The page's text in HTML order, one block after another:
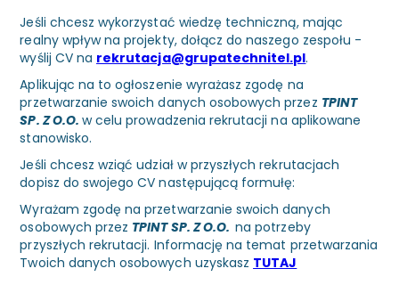
Jeśli chcesz wykorzystać wiedzę techniczną, mając
realny wpływ na projekty, dołącz do naszego zespołu -
wyślij CV na rekrutacja@grupatechnitel.pl.
Aplikując na to ogłoszenie wyrażasz zgodę na
przetwarzanie swoich danych osobowych przez TPINT
SP. Z O.O. w celu prowadzenia rekrutacji na aplikowane
stanowisko.
Jeśli chcesz wziąć udział w przyszłych rekrutacjach
dopisz do swojego CV następującą formułę:
Wyrażam zgodę na przetwarzanie swoich danych
osobowych przez TPINT SP. Z O.O.na potrzeby
przyszłych rekrutacji. Informację na temat przetwarzania
Twoich danych osobowych uzyskasz TUTAJ